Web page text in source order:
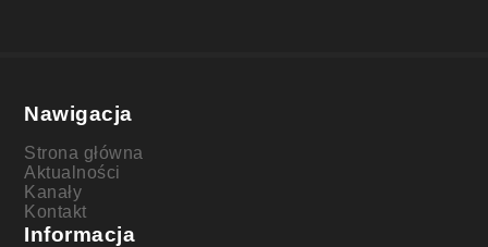
Nawigacja
Strona główna
Aktualności
Kanały
Kontakt
Informacja